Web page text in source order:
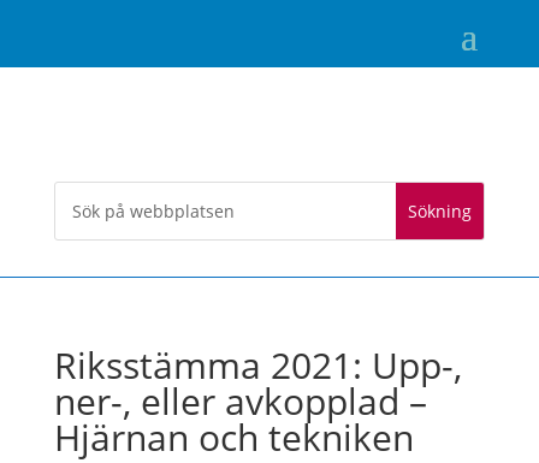
Riksstämma 2021: Upp-,
ner-, eller avkopplad –
Hjärnan och tekniken